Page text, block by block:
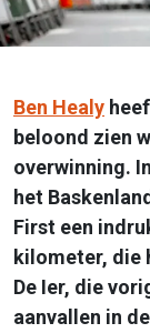
Ben Healy
beloond zien
overwinning.
het
First een
kilometer, die
De Ier, die
aanvallen in